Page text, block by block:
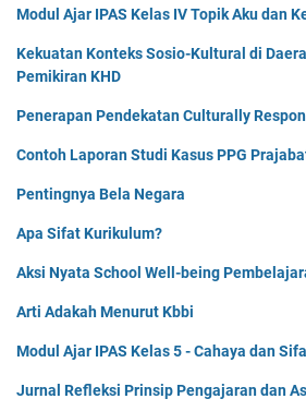
Modul Ajar IPAS Kelas IV Topik Aku dan
Kekuatan Konteks Sosio-Kultural di
Pemikiran KHD
Penerapan Pendekatan Culturally
Contoh Laporan Studi Kasus PPG
Pentingnya Bela Negara
Apa Sifat Kurikulum?
Aksi Nyata School Well-being
Arti Adakah Menurut Kbbi
Modul Ajar IPAS Kelas 5 - Cahaya dan
Jurnal Refleksi Prinsip Pengajaran dan